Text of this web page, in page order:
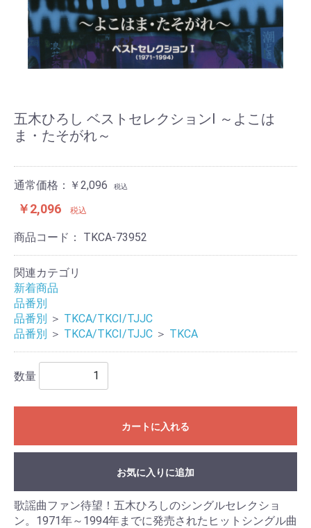
五木ひろし ベストセレクションⅠ ～よこは
ま・たそがれ～
通常価格：￥2,096 税込
￥2,096 税込
商品コード： TKCA-73952
関連カテゴリ
新着商品
品番別
品番別 ＞ TKCA/TKCI/TJJC
品番別 ＞ TKCA/TKCI/TJJC ＞ TKCA
数量
カートに入れる
お気に入りに追加
歌謡曲ファン待望！五木ひろしのシングルセレクショ
ン。1971年～1994年までに発売されたヒットシングル曲